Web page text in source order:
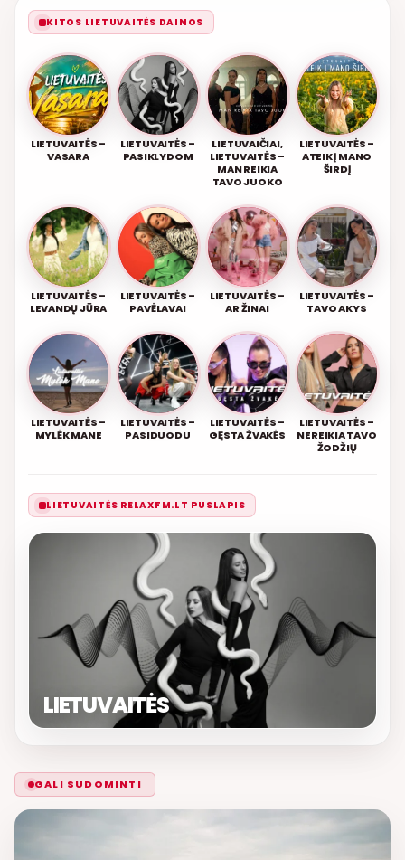
KITOS LIETUVAITĖS DAINOS
LIETUVAITĖS –
VASARA
LIETUVAITĖS –
PASIKLYDOM
LIETUVAIČIAI,
LIETUVAITĖS –
MAN REIKIA
TAVO JUOKO
LIETUVAITĖS –
ATEIK Į MANO
ŠIRDĮ
LIETUVAITĖS –
LEVANDŲ JŪRA
LIETUVAITĖS –
PAVĖLAVAI
LIETUVAITĖS –
AR ŽINAI
LIETUVAITĖS –
TAVO AKYS
LIETUVAITĖS –
MYLĖK MANE
LIETUVAITĖS –
PASIDUODU
LIETUVAITĖS –
GĘSTA ŽVAKĖS
LIETUVAITĖS –
NEREIKIA TAVO
ŽODŽIŲ
LIETUVAITĖS RELAXFM.LT PUSLAPIS
LIETUVAITĖS
GALI SUDOMINTI